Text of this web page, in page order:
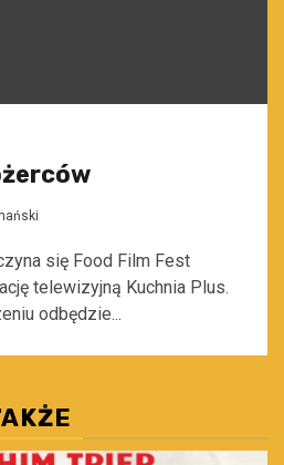
się Food Film Fest
telewizyjną Kuchnia Plus.
odbędzie...